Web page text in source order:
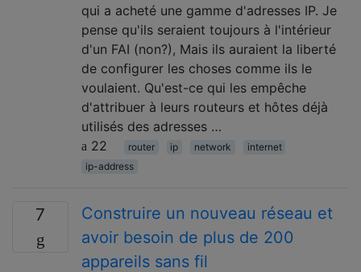
qui a acheté une gamme d'adresses IP. Je
pense qu'ils seraient toujours à l'intérieur
d'un FAI (non?), Mais ils auraient la liberté
de configurer les choses comme ils le
voulaient. Qu'est-ce qui les empêche
d'attribuer à leurs routeurs et hôtes déjà
utilisés des adresses …
22
router ip network
internet
ip-address
7
Construire un nouveau réseau et
avoir besoin de plus de 200
appareils sans fil